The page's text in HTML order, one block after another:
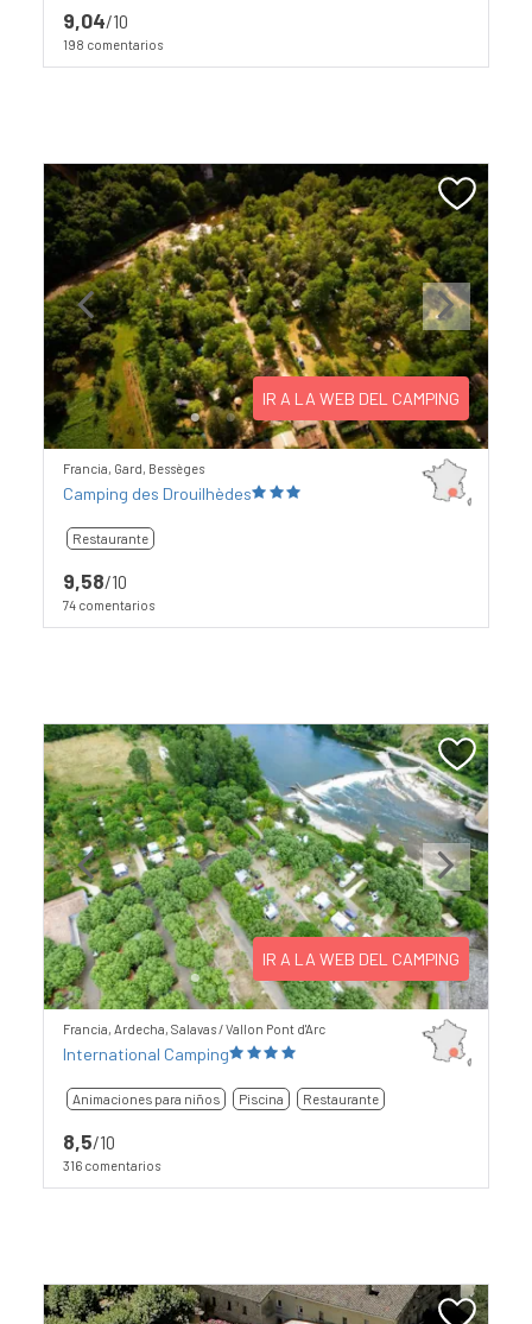
9,04/10
198 comentarios
Previous Next
IR A LA WEB DEL CAMPING
Francia, Gard, Bessèges
Camping des Drouilhèdes
Restaurante
9,58/10
74 comentarios
Previous Next
IR A LA WEB DEL CAMPING
Francia, Ardecha, Salavas / Vallon Pont d'Arc
International Camping
Animaciones para niños Piscina Restaurante
8,5/10
316 comentarios